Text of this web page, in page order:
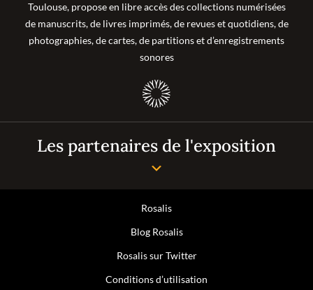
Toulouse, propose en libre accès des collections numérisées
de manuscrits, de livres imprimés, de revues et quotidiens, de
photographies, de cartes, de partitions et d’enregistrements
sonores
Les partenaires de l'exposition
Rosalis
Blog Rosalis
Rosalis sur Twitter
Conditions d’utilisation